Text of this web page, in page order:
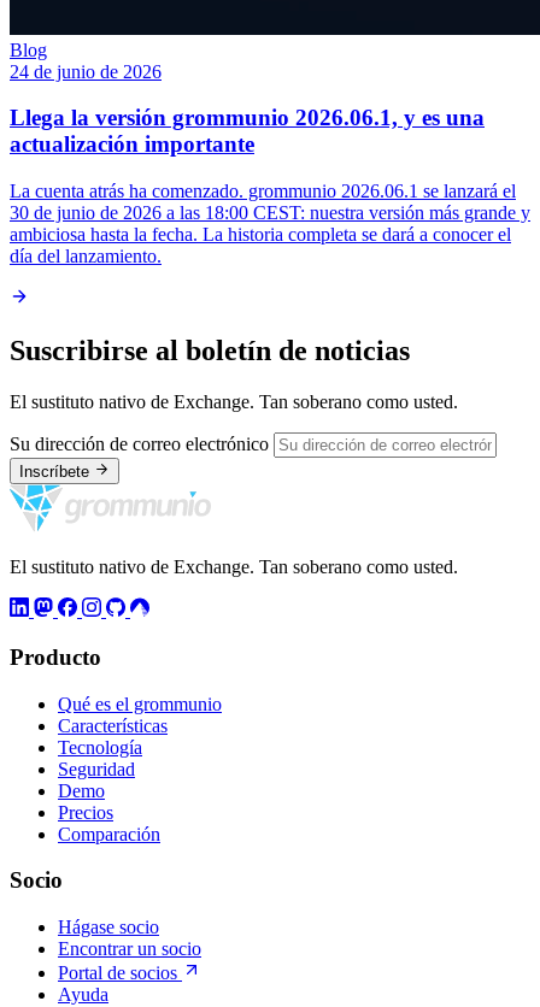
Blog
24 de junio de 2026
Llega la versión grommunio 2026.06.1, y es una
actualización importante
La cuenta atrás ha comenzado. grommunio 2026.06.1 se lanzará el
30 de junio de 2026 a las 18:00 CEST: nuestra versión más grande y
ambiciosa hasta la fecha. La historia completa se dará a conocer el
día del lanzamiento.
Suscribirse al boletín de noticias
El sustituto nativo de Exchange. Tan soberano como usted.
Su dirección de correo electrónico
Inscríbete
El sustituto nativo de Exchange. Tan soberano como usted.
Producto
Qué es el grommunio
Características
Tecnología
Seguridad
Demo
Precios
Comparación
Socio
Hágase socio
Encontrar un socio
Portal de socios
Ayuda